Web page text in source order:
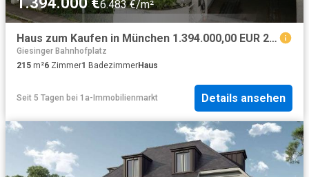
6.483 €/m²
Haus zum Kaufen in München 1.394.000,00 EUR 215.1 m²
Giesinger Bahnhofplatz
215 m²6 Zimmer1 BadezimmerHaus
Seit 5 Tagen bei 1a-Immobilienmarkt Details ansehen